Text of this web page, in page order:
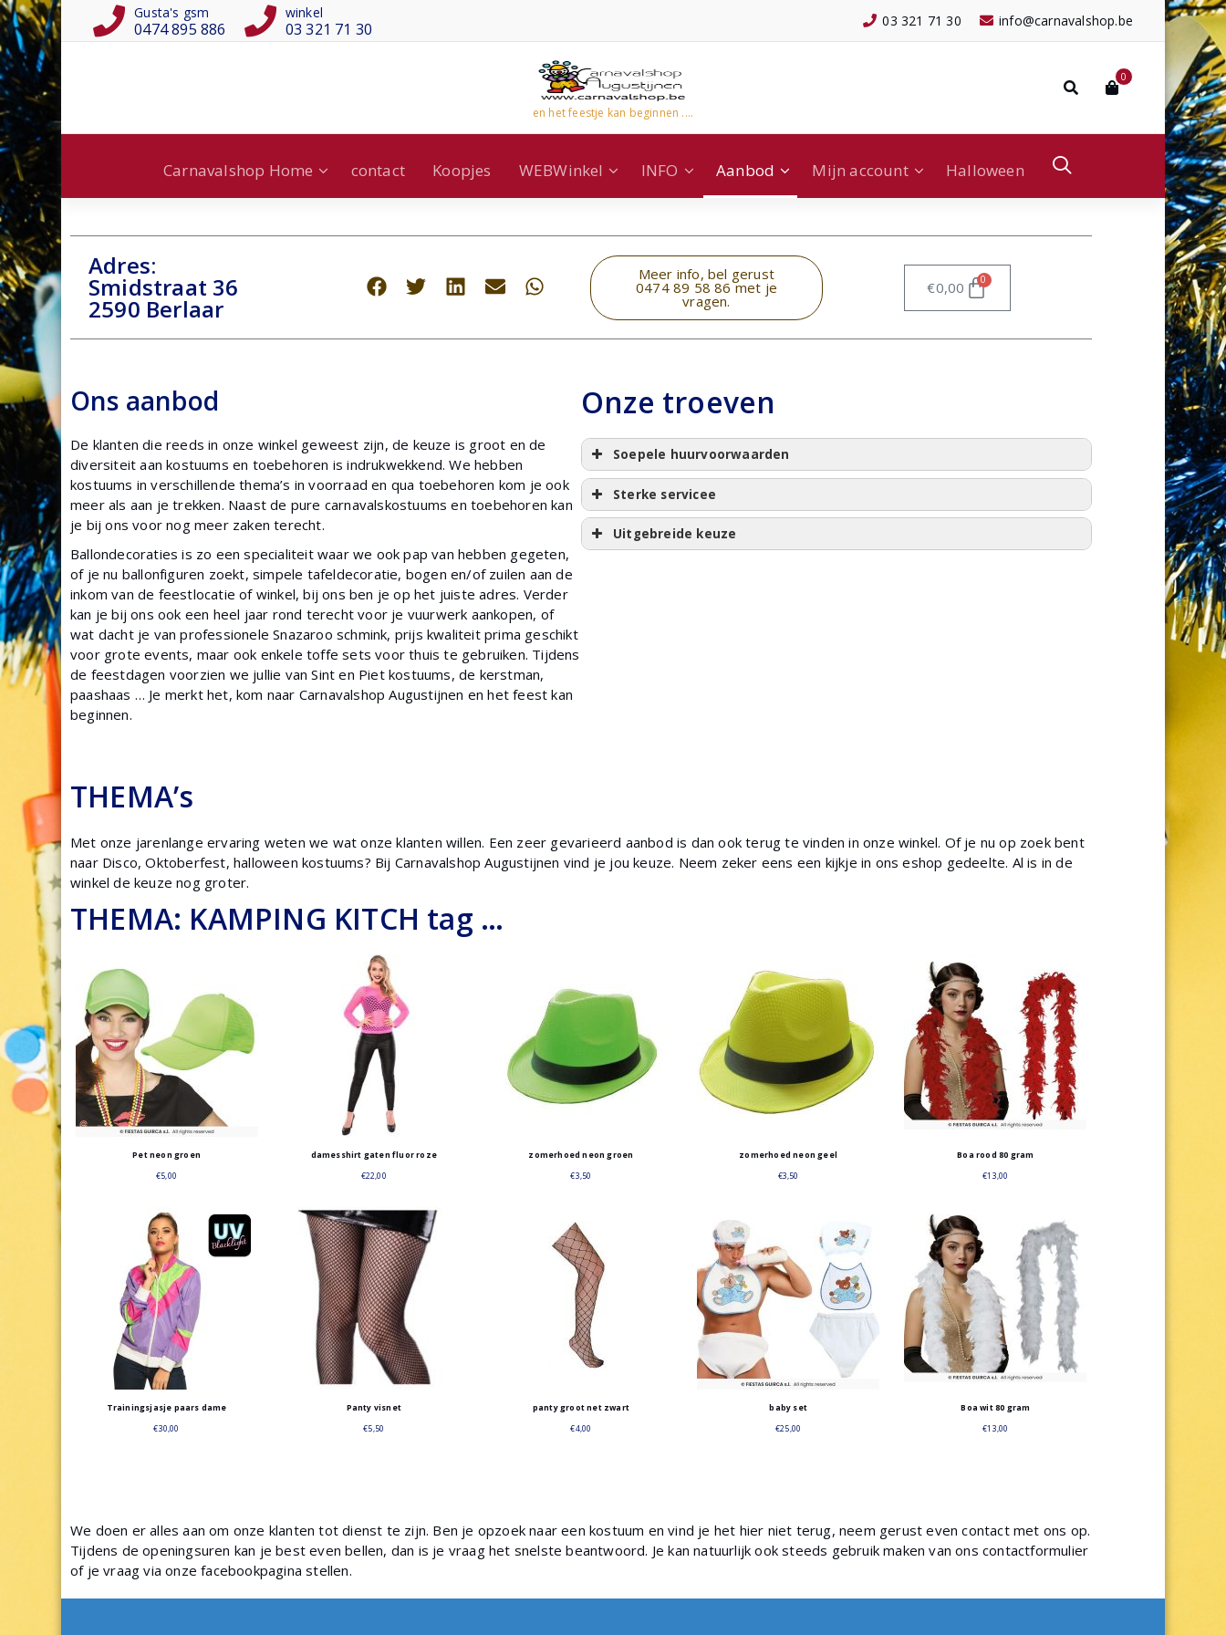
Gusta's gsm
0474 895 886
winkel
03 321 71 30 info@carnavalshop.be
03 321 71 30
en het feestje kan beginnen ....
0
Carnavalshop Home contact Koopjes WEBWinkel INFO Aanbod Mijn account Halloween
Adres:
Smidstraat 36
2590 Berlaar
Meer info, bel gerust
0474 89 58 86 met je
vragen.
€0,00 0
Ons aanbod
De klanten die reeds in onze winkel geweest zijn, de keuze is groot en de
diversiteit aan kostuums en toebehoren is indrukwekkend. We hebben
kostuums in verschillende thema’s in voorraad en qua toebehoren kom je ook
meer als aan je trekken. Naast de pure carnavalskostuums en toebehoren kan
je bij ons voor nog meer zaken terecht.
Ballondecoraties is zo een specialiteit waar we ook pap van hebben gegeten,
of je nu ballonfiguren zoekt, simpele tafeldecoratie, bogen en/of zuilen aan de
inkom van de feestlocatie of winkel, bij ons ben je op het juiste adres. Verder
kan je bij ons ook een heel jaar rond terecht voor je vuurwerk aankopen, of
wat dacht je van professionele Snazaroo schmink, prijs kwaliteit prima geschikt
voor grote events, maar ook enkele toffe sets voor thuis te gebruiken. Tijdens
de feestdagen voorzien we jullie van Sint en Piet kostuums, de kerstman,
paashaas … Je merkt het, kom naar Carnavalshop Augustijnen en het feest kan
beginnen.
Onze troeven
Soepele huurvoorwaarden
Sterke servicee
Uitgebreide keuze
THEMA’s
Met onze jarenlange ervaring weten we wat onze klanten willen. Een zeer gevarieerd aanbod is dan ook terug te vinden in onze winkel. Of je nu op zoek bent
naar Disco, Oktoberfest, halloween kostuums? Bij Carnavalshop Augustijnen vind je jou keuze. Neem zeker eens een kijkje in ons eshop gedeelte. Al is in de
winkel de keuze nog groter.
THEMA: KAMPING KITCH tag …
Pet neon groen
€5,00
damesshirt gaten fluor roze
€22,00
zomerhoed neon groen
€3,50
zomerhoed neon geel
€3,50
Boa rood 80 gram
€13,00
Trainingsjasje paars dame
€30,00
Panty visnet
€5,50
panty groot net zwart
€4,00
baby set
€25,00
Boa wit 80 gram
€13,00
We doen er alles aan om onze klanten tot dienst te zijn. Ben je opzoek naar een kostuum en vind je het hier niet terug, neem gerust even contact met ons op.
Tijdens de openingsuren kan je best even bellen, dan is je vraag het snelste beantwoord. Je kan natuurlijk ook steeds gebruik maken van onscontactformulier
of je vraag via onze facebookpagina stellen.